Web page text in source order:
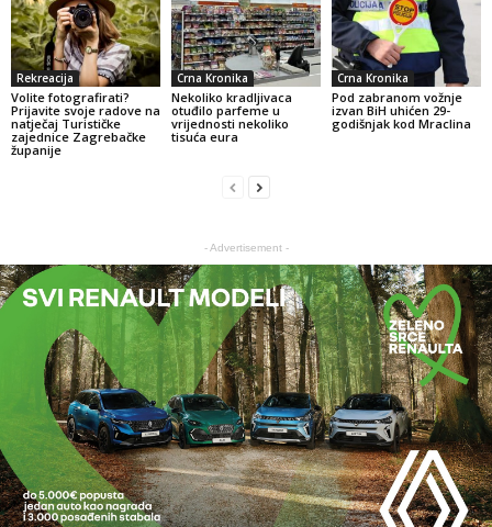
Rekreacija
Volite fotografirati?
Prijavite svoje radove na
natječaj Turističke
zajednice Zagrebačke
županije
Crna Kronika
Nekoliko kradljivaca
otuđilo parfeme u
vrijednosti nekoliko
tisuća eura
Crna Kronika
Pod zabranom vožnje
izvan BiH uhićen 29-
godišnjak kod Mraclina
- Advertisement -